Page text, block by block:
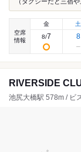
空席
情報
金
8/7
土
8
RIVERSIDE
池尻大橋駅 578m / ビ